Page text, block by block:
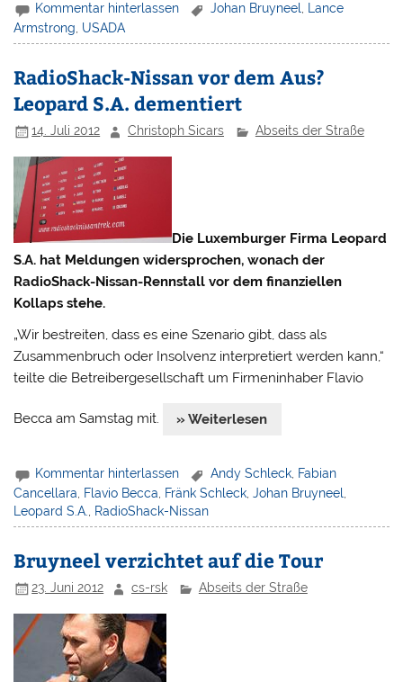
Kommentar hinterlassen Johan Bruyneel, Lance
Armstrong USADA
RadioShack-Nissan vor dem Aus?
Leopard S.A. dementiert
14. Juli 2012 Christoph Sicars Abseits der Straße
Die Luxemburger Firma Leopard
S.A. hat Meldungen widersprochen, wonach der
RadioShack-Nissan-Rennstall vor dem finanziellen
Kollaps stehe.
„Wir bestreiten, dass es eine Szenario gibt, dass als
Zusammenbruch oder Insolvenz interpretiert werden kann,“
teilte die Betreibergesellschaft um Firmeninhaber Flavio
Becca am Samstag mit. » Weiterlesen
Kommentar hinterlassen Andy Schleck, Fabian
Cancellara
Flavio Becca Fränk Schleck ,Johan Bruyneel
Leopard S.A.
RadioShack-Nissan
Bruyneel verzichtet auf die Tour
23. Juni 2012 cs-rsk Abseits der Straße